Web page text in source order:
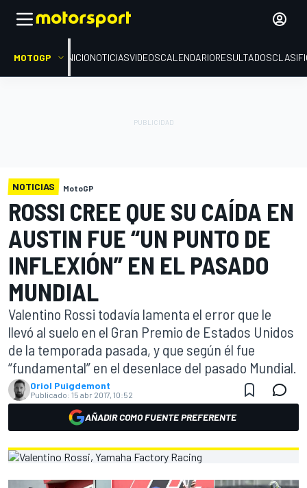
MOTOGP INICIONOTICIASVIDEOSCALENDARIORESULTADOS
NOTICIAS MotoGP
ROSSI CREE QUE SU CAÍDA EN
AUSTIN FUE “UN PUNTO DE
INFLEXIÓN” EN EL PASADO
MUNDIAL
Valentino Rossi todavía lamenta el error que le
llevó al suelo en el Gran Premio de Estados Unidos
de la temporada pasada, y que según él fue
“fundamental” en el desenlace del pasado Mundial.
Oriol Puigdemont
Publicado: 15 abr 2017, 10:52
AÑADIR COMO FUENTE PREFERENTE